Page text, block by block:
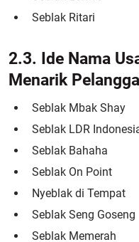
Seblak Ritari
2.3. Ide Nama
Menarik
Seblak Mbak Shay
Seblak LDR
Seblak Bahaha
Seblak On Point
Nyeblak di Tempat
Seblak Seng Goseng
Seblak Memerah